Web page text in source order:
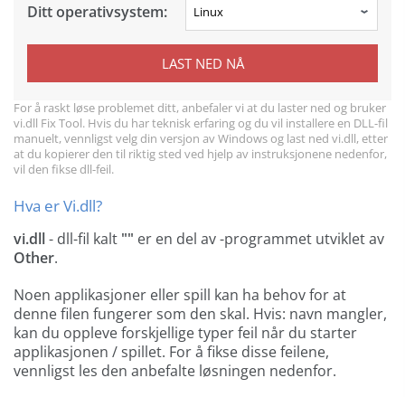
Ditt operativsystem:
LAST NED NÅ
For å raskt løse problemet ditt, anbefaler vi at du laster ned og bruker
vi.dll Fix Tool. Hvis du har teknisk erfaring og du vil installere en DLL-fil
manuelt, vennligst velg din versjon av Windows og last ned vi.dll, etter
at du kopierer den til riktig sted ved hjelp av instruksjonene nedenfor,
vil den fikse dll-feil.
Hva er Vi.dll?
vi.dll- dll-fil kalt "" er en del av-programmet utviklet av
Other.
Noen applikasjoner eller spill kan ha behov for at
denne filen fungerer som den skal. Hvis: navn mangler,
kan du oppleve forskjellige typer feil når du starter
applikasjonen / spillet. For å fikse disse feilene,
vennligst les den anbefalte løsningen nedenfor.